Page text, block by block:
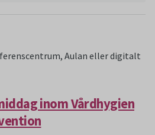
inom Vårdhygien
Aulan eller digitalt